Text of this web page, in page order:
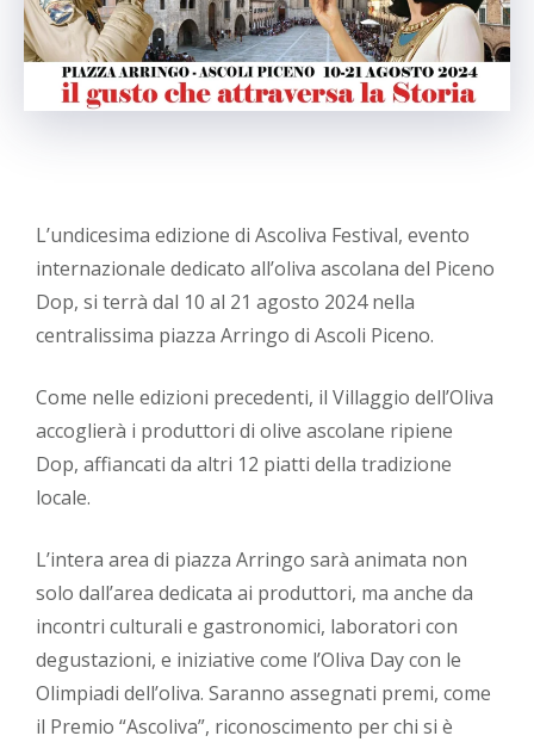
L’undicesima edizione di Ascoliva Festival, evento
internazionale dedicato all’oliva ascolana del Piceno
Dop, si terrà dal 10 al 21 agosto 2024 nella
centralissima piazza Arringo di Ascoli Piceno.
Come nelle edizioni precedenti, il Villaggio dell’Oliva
accoglierà i produttori di olive ascolane ripiene
Dop, affiancati da altri 12 piatti della tradizione
locale.
L’intera area di piazza Arringo sarà animata non
solo dall’area dedicata ai produttori, ma anche da
incontri culturali e gastronomici, laboratori con
degustazioni, e iniziative come l’Oliva Day con le
Olimpiadi dell’oliva. Saranno assegnati premi, come
il Premio “Ascoliva”, riconoscimento per chi si è